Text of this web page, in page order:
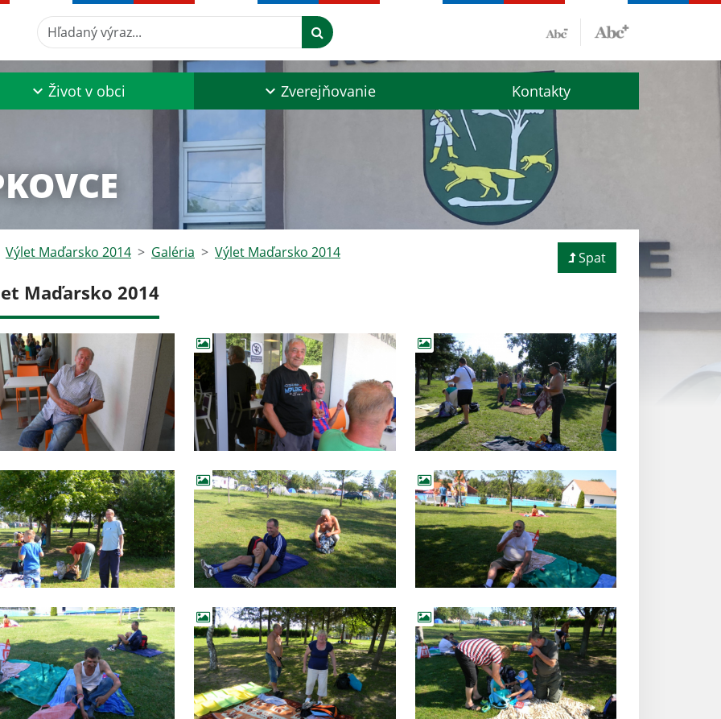
Hľadaný výraz...
Život v obci Zverejňovanie Kontakty
Výlet Maďarsko 2014 Galéria Výlet Maďarsko 2014 Spat
Maďarsko 2014